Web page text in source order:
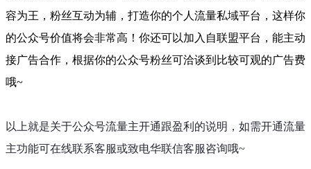
容为王，粉丝互动为辅，打造你的个人流量私域平台，这样你
的公众号价值将会非常高！ 你还可以加入自联盟平台， 能主动
接广告合作，根据你的公众号粉丝可洽谈到比较可观的广告费
哦~
以上就是关于公众号流量主开通跟盈利的说明，如需开通流量
主功能可在线联系客服或致电华联信客服咨询哦~